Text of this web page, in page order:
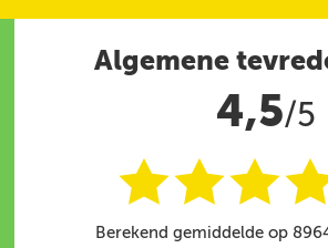
Algemene
4,5/5
iii
Berekend gemiddelde op